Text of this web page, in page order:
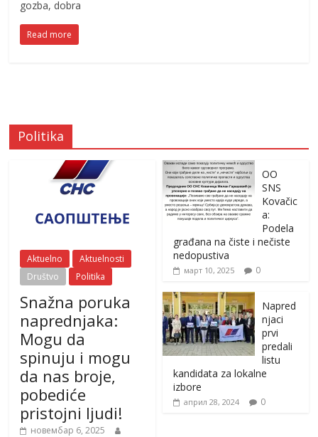
gozba, dobra
Read more
Politika
Aktuelno
Aktuelnosti
Društvo
Politika
Snažna poruka
naprednjaka:
Mogu da
spinuju i mogu
da nas broje,
pobediće
pristojni ljudi!
новембар 6, 2025
OO
SNS
Kovačic
a:
Podela
građana na čiste i nečiste
nedopustiva
март 10, 2025 0
Napred
njaci
prvi
predali
listu
kandidata za lokalne
izbore
април 28, 2024 0